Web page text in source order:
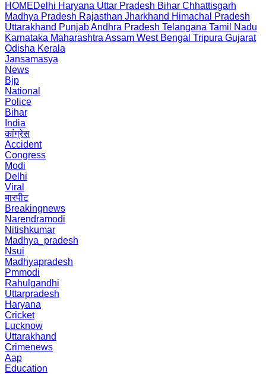
HOMEDelhi Haryana Uttar Pradesh Bihar Chhattisgarh
Madhya Pradesh Rajasthan Jharkhand Himachal Pradesh
Uttarakhand PunjabAndhra Pradesh Telangana Tamil Nadu
Karnataka Maharashtra Assam West Bengal Tripura Gujarat
Odisha Kerala
Jansamasya
News
Bjp
National
Police
Bihar
India
कांग्रेस
Accident
Congress
Modi
Delhi
Viral
मारपीट
Breakingnews
Narendramodi
Nitishkumar
Madhya_pradesh
Nsui
Madhyapradesh
Pmmodi
Rahulgandhi
Uttarpradesh
Haryana
Cricket
Lucknow
Uttarakhand
Crimenews
Aap
Education